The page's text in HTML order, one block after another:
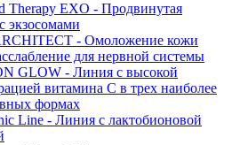
Therapy EXO - Продвинутая
экзосомами
- Омоложение кожи
для нервной системы
GLOW - Линия с высокой
витамина C в трех наиболее
формах
Line - Линия с лактобионовой